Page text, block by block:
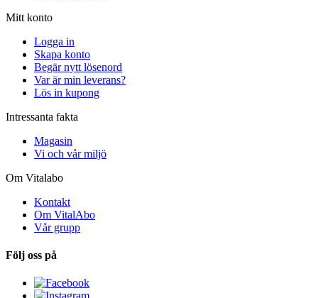
Mitt konto
Logga in
Skapa konto
Begär nytt lösenord
Var är min leverans?
Lös in kupong
Intressanta fakta
Magasin
Vi och vår miljö
Om Vitalabo
Kontakt
Om VitalAbo
Vår grupp
Följ oss på